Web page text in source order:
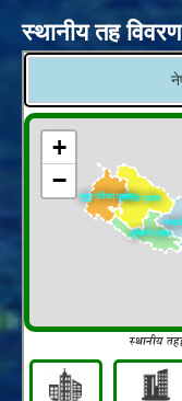
स्थानीय तह विवरण